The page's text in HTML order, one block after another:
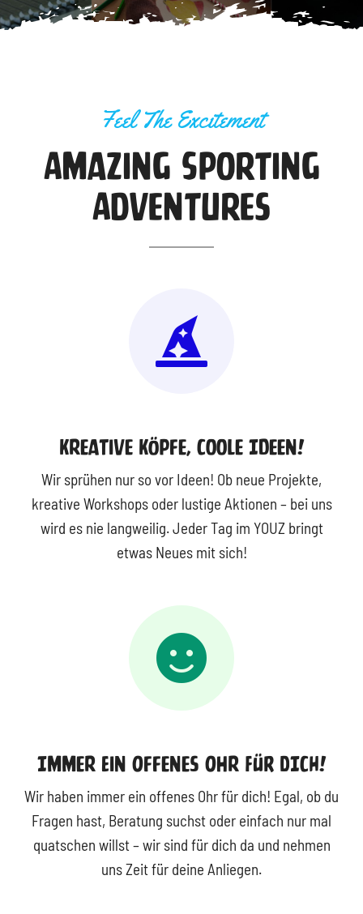
Feel The Excitement
Amazing Sporting
Adventures
Kreative Köpfe, Coole Ideen!
Wir sprühen nur so vor Ideen! Ob neue Projekte,
kreative Workshops oder lustige Aktionen – bei uns
wird es nie langweilig. Jeder Tag im YOUZ bringt
etwas Neues mit sich!
Immer Ein Offenes Ohr FÜR DICH!
Wir haben immer ein offenes Ohr für dich! Egal, ob du
Fragen hast, Beratung suchst oder einfach nur mal
quatschen willst – wir sind für dich da und nehmen
uns Zeit für deine Anliegen.